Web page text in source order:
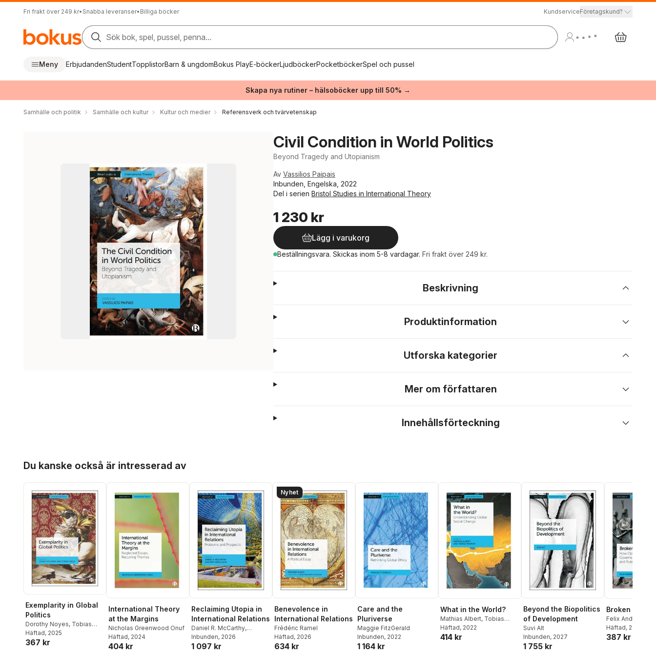
Fri frakt över 249 kr• Snabba leveranser• Billiga böcker KundserviceFöretagskund?
Sök bok, spel, pussel, penna...
Meny ErbjudandenStudentTopplistorBarn & ungdomBokus PlayE-böckerLjudböckerPocketböckerSpel och pussel
Skapa nya rutiner – hälsoböcker upp till 50% →
Samhälle och politik Samhälle och kultur Kultur och medier Referensverk och tvärvetenskap
Civil Condition in World Politics
Beyond Tragedy and Utopianism
Av Vassilios Paipais
Inbunden, Engelska, 2022
Del i serien Bristol Studies in International Theory
1 230 kr
Lägg i varukorg
Beställningsvara. Skickas inom 5-8 vardagar. Fri frakt över 249 kr.
Beskrivning
Produktinformation
Utforska kategorier
Mer om författaren
Innehållsförteckning
Du kanske också är intresserad av
Exemplarity in Global
Politics
Dorothy Noyes, Tobias
Wille
Häftad, 2025
367 kr
International Theory
at the Margins
Nicholas Greenwood Onuf
Häftad, 2024
404 kr
Reclaiming Utopia in
International Relations
Daniel R. McCarthy,
Matthew Fluck
Inbunden, 2026
1 097 kr
Nyhet
Benevolence in
International Relations
Frédéric Ramel
Häftad, 2026
634 kr
Care and the
Pluriverse
Maggie FitzGerald
Inbunden, 2022
1 164 kr
What in the World?
Mathias Albert, Tobias
Werron
Häftad, 2022
414 kr
Beyond the Biopolitics
of Development
Suvi Alt
Inbunden, 2027
1 755 kr
Broken
Felix Anderl
Häftad, 2024
387 kr